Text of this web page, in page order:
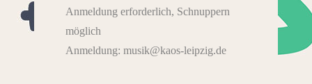
Anmeldung erforderlich, Schnuppern
möglich
Anmeldung: musik@kaos-leipzig.de